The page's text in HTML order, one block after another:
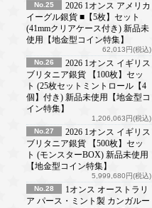
No.25
2026 1オンス アメリカ
イーグル銀貨 ■【5枚】セット
(41mmクリアケース付き) 新品未
使用【地金型コイン特集】
62,013円(税込)
No.26
2026 1オンス イギリス
ブリタニア銀貨 【100枚】セッ
ト (25枚セットミントロール【4
個】付き) 新品未使用【地金型コ
イン特集】
1,206,063円(税込)
No.27
2026 1オンス イギリス
ブリタニア銀貨 【500枚】セッ
ト (モンスターBOX) 新品未使用
【地金型コイン特集】
5,999,680円(税込)
No.28
1オンス オーストラリ
ア パース・ミント製 カンガルー